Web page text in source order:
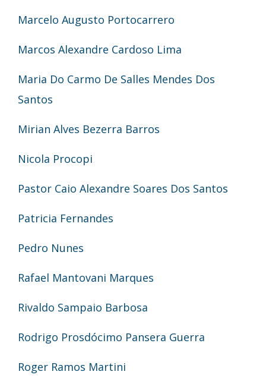
Marcelo Augusto Portocarrero
Marcos Alexandre Cardoso Lima
Maria Do Carmo De Salles Mendes Dos
Santos
Mirian Alves Bezerra Barros
Nicola Procopi
Pastor Caio Alexandre Soares Dos Santos
Patricia Fernandes
Pedro Nunes
Rafael Mantovani Marques
Rivaldo Sampaio Barbosa
Rodrigo Prosdócimo Pansera Guerra
Roger Ramos Martini